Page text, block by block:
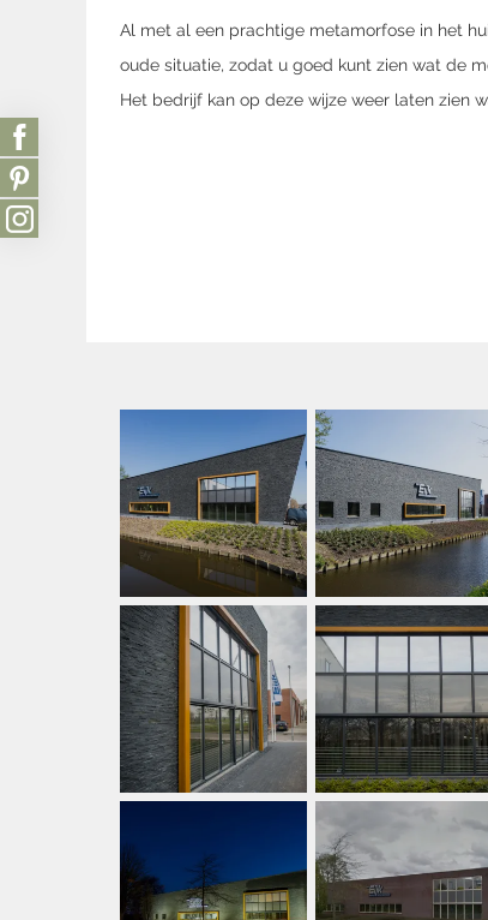
Al met al een prachtige metamorfose in het
oude situatie, zodat u goed kunt zien wat de
Het bedrijf kan op deze wijze weer laten zien